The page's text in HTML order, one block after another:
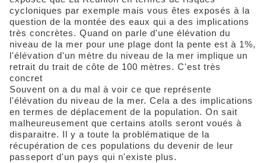
cycloniques par exemple mais vous êtes exposés à la
question de la montée des eaux qui a des implications
très concrètes. Quand on parle d'une élévation du
niveau de la mer pour une plage dont la pente est à 1%,
l'élévation d'un mètre du niveau de la mer implique un
retrait du trait de côte de 100 mètres. C'est très
concret
Souvent on a du mal à voir ce que représente
l'élévation du niveau de la mer. Cela a des implications
en termes de déplacement de la population. On sait
malheureusement que certains atolls seront voués à
disparaitre. Il y a toute la problématique de la
récupération de ces populations du devenir de leur
passeport d'un pays qui n'existe plus.